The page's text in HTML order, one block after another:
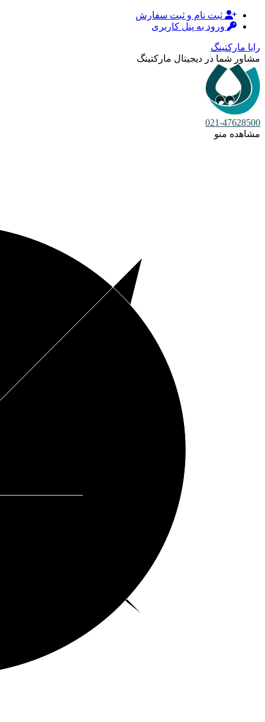
ثبت نام و ثبت سفارش
ورود به پنل کاربری
رایا مارکتینگ
مشاور شما در دیجیتال مارکتینگ
021-47628500
مشاهده منو